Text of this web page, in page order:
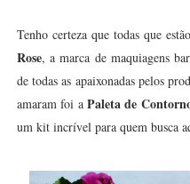
Tenho certeza que todas que
Rose, a marca de maquiagens
de todas as apaixonadas pelos
amaram foi aPaleta de
um kit incrível para quem busca